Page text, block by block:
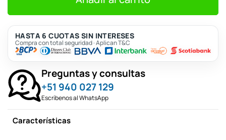
HASTA 6 CUOTAS SIN INTERESES
Compra con total seguridad · Aplican T&C
Preguntas y consultas
+51 940 027 129
Escríbenos al WhatsApp
Características